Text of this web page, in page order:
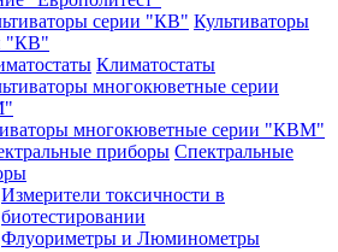
Культиваторы
"КВ"
Климатостаты
многокюветные серии "КВМ"
Спектральные
Измерители токсичности в
биотестировании
Флуориметры и Люминометры